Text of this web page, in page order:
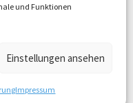
und Funktionen
Einstellungen ansehen
Impressum